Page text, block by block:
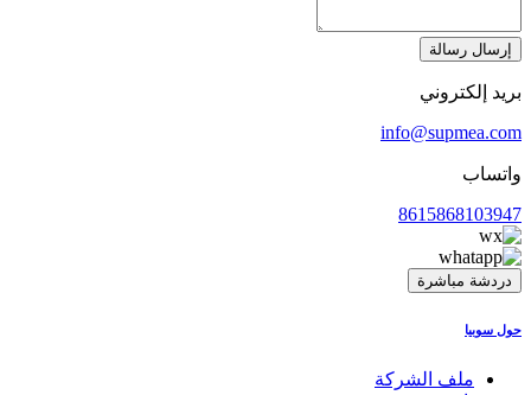
إرسال رسالة
بريد إلكتروني
info@supmea.com
واتساب
8615868103947
دردشة مباشرة
حول سوبيا
ملف الشركة